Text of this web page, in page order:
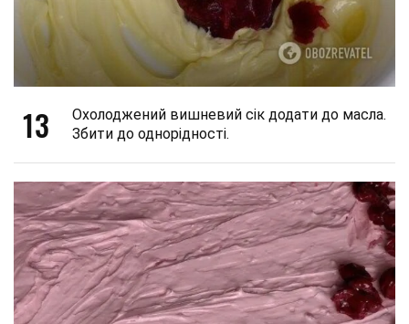
13
Охолоджений вишневий сік додати до масла.
Збити до однорідності.